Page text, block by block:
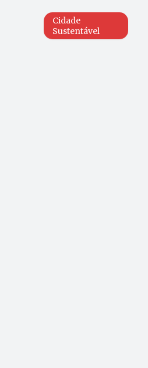
Cidade
Sustentável